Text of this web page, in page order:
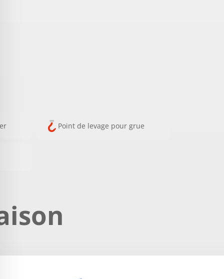
Point de levage pour grue